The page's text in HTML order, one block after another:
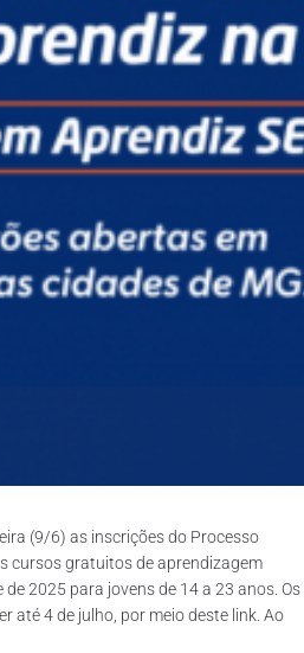
(9/6) as inscrições do Processo
cursos gratuitos de aprendizagem
2025 para jovens de 14 a 23 anos. Os
até 4 de julho, por meio deste link. Ao